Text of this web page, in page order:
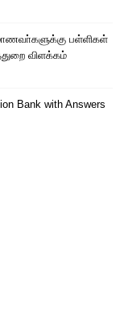
பள்ளிகள்
விளக்கம்
Bank with Answers